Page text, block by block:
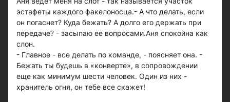
эстафеты каждого факелоносца.- А что делать, если
он погаснет? Куда бежать? А долго его держать при
передаче? - засыпаю ее вопросами.Аня спокойна как
слон.
- Главное - все делать по команде, - поясняет она. -
Бежать ты будешь в «конверте», в сопровождении
еще как минимум шести человек. Один из них -
хранитель огня, он тебе все скажет!